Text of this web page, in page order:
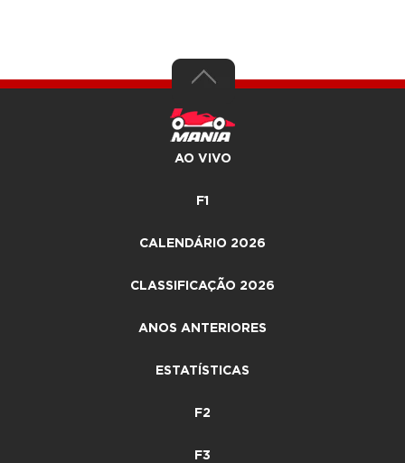
AO VIVO
F1
CALENDÁRIO 2026
CLASSIFICAÇÃO 2026
ANOS ANTERIORES
ESTATÍSTICAS
F2
F3